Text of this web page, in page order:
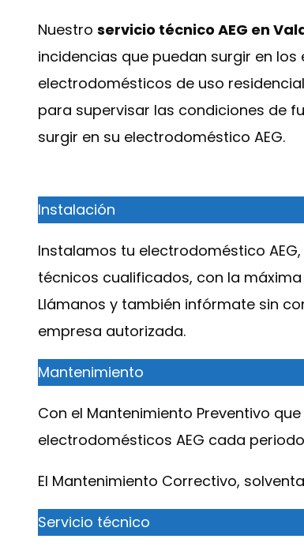
Nuestro servicio técnico AEG en
incidencias que puedan surgir en
electrodomésticos de uso
para supervisar las condiciones de
surgir en su electrodoméstico AEG.
Instalación
Instalamos tu electrodoméstico
técnicos cualificados, con la
Llámanos y también infórmate sin
empresa autorizada.
Mantenimiento
Con el Mantenimiento Preventivo
electrodomésticos AEG cada
El Mantenimiento Correctivo,
Servicio técnico